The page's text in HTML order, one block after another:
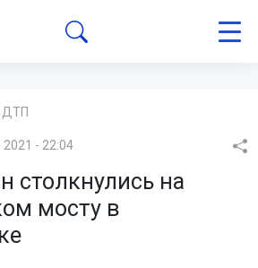
ДТП
2021 - 22:04
столкнулись на
мосту в